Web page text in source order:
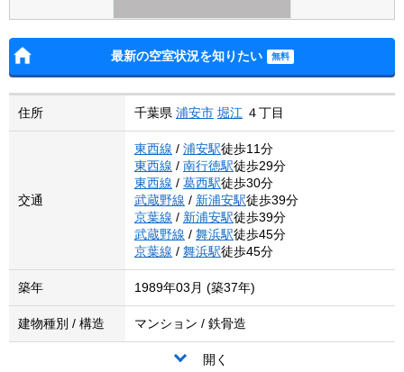
最新の空室状況を知りたい
住所 千葉県 浦安市 堀江 ４丁目
交通
東西線 / 浦安駅徒歩11分
東西線 / 南行徳駅徒歩29分
東西線 / 葛西駅徒歩30分
武蔵野線 / 新浦安駅徒歩39分
京葉線 / 新浦安駅徒歩39分
武蔵野線 / 舞浜駅徒歩45分
京葉線 / 舞浜駅徒歩45分
築年 1989年03月 (築37年)
建物種別 / 構造 マンション / 鉄骨造
開く